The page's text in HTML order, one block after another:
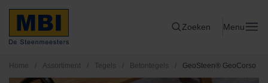
Zoeken Menu
Home / Assortiment / Tegels / Betontegels / GeoSteen® GeoCorso